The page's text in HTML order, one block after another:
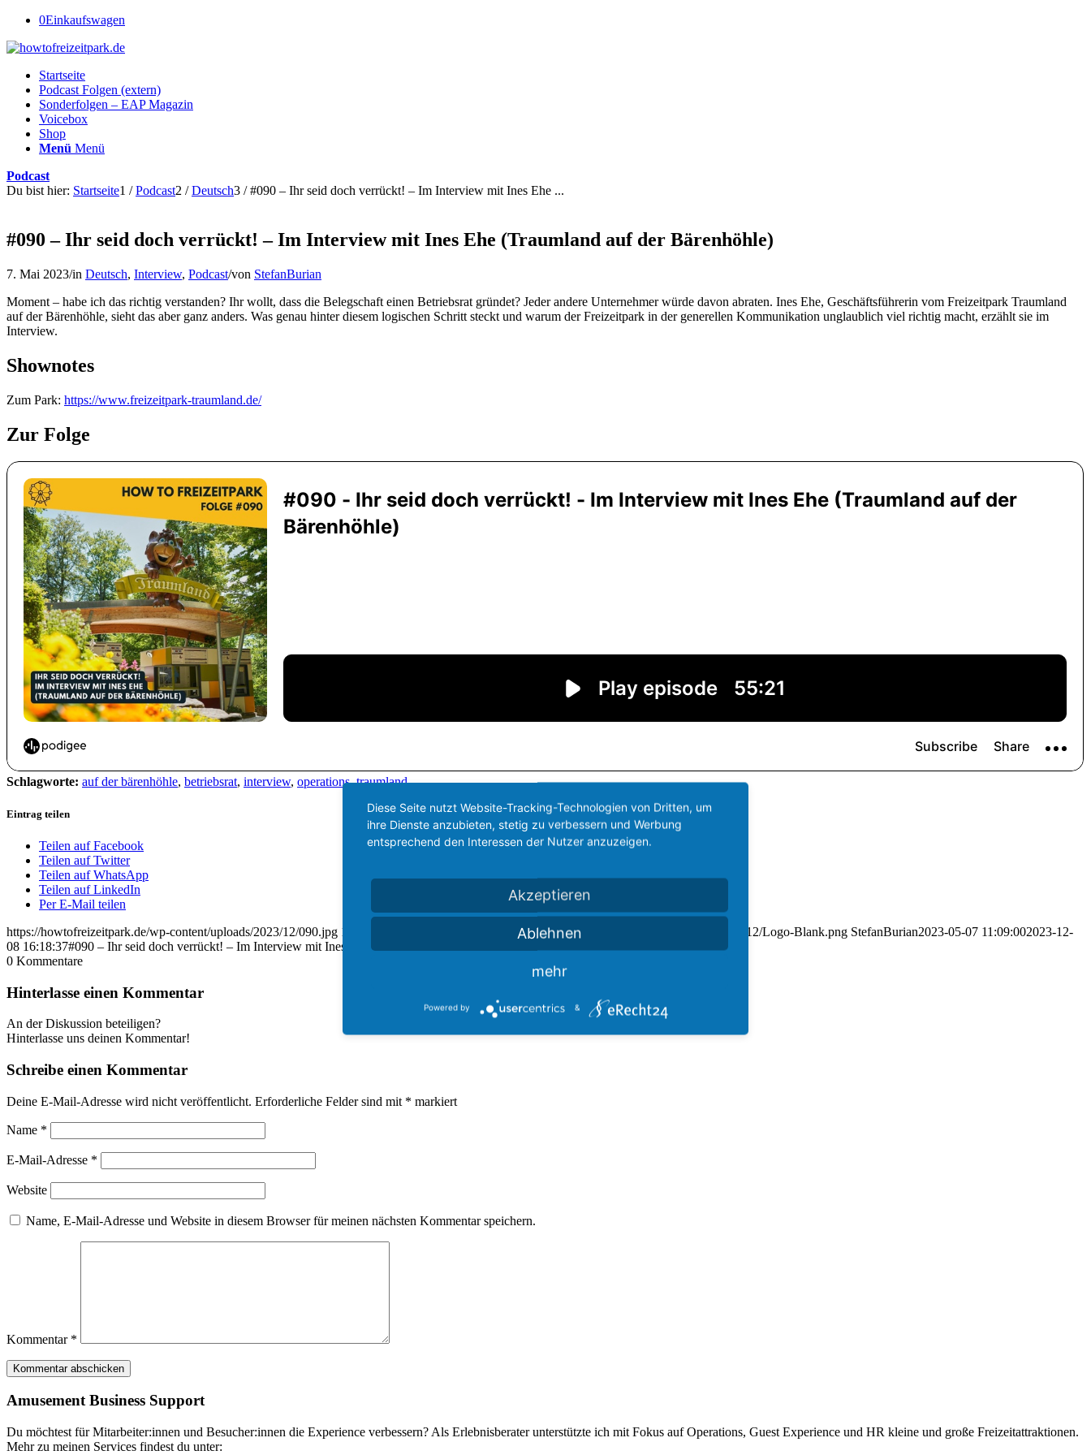
0Einkaufswagen
Startseite
Podcast Folgen (extern)
Sonderfolgen – EAP Magazin
Voicebox
Shop
Menü Menü
Podcast
Du bist hier: Startseite1 / Podcast2 / Deutsch3 / #090 – Ihr seid doch verrückt! – Im Interview mit Ines Ehe ...
#090 – Ihr seid doch verrückt! – Im Interview mit Ines Ehe (Traumland auf der Bärenhöhle)
7. Mai 2023/in Deutsch, Interview, Podcast/von StefanBurian
Moment – habe ich das richtig verstanden? Ihr wollt, dass die Belegschaft einen Betriebsrat gründet? Jeder andere Unternehmer würde davon abraten. Ines Ehe, Geschäftsführerin vom Freizeitpark Traumland
auf der Bärenhöhle, sieht das aber ganz anders. Was genau hinter diesem logischen Schritt steckt und warum der Freizeitpark in der generellen Kommunikation unglaublich viel richtig macht, erzählt sie im
Interview.
Shownotes
Zum Park: https://www.freizeitpark-traumland.de/
Zur Folge
Schlagworte: auf der bärenhöhle, betriebsrat, interview, operations,traumland
Eintrag teilen
Teilen auf Facebook
Teilen auf Twitter
Teilen auf WhatsApp
Teilen auf LinkedIn
Per E-Mail teilen
https://howtofreizeitpark.de/wp-content/uploads/2023/12/090.jpg 1400 https://howtofreizeitpark.de/wp-content/uploads/2021/12/Logo-Blank.png StefanBurian2023-05-07 11:09:002023-12-
08 16:18:37#090 – Ihr seid doch verrückt! – Im Interview mit Ines Ehe (Traumland auf der Bärenhöhle)
0 Kommentare
Hinterlasse einen Kommentar
An der Diskussion beteiligen?
Hinterlasse uns deinen Kommentar!
Schreibe einen Kommentar
Deine E-Mail-Adresse wird nicht veröffentlicht. Erforderliche Felder sind mit * markiert
Name *
E-Mail-Adresse *
Website
Name, E-Mail-Adresse und Website in diesem Browser für meinen nächsten Kommentar speichern.
Kommentar *
Amusement Business Support
Du möchtest für Mitarbeiter:innen und Besucher:innen die Experience verbessern? Als Erlebnisberater unterstützte ich mit Fokus auf Operations, Guest Experience und HR kleine und große Freizeitattraktionen.
Mehr zu meinen Services findest du unter:
Diese Seite nutzt Website-Tracking-Technologien von Dritten, um
ihre Dienste anzubieten, stetig zu verbessern und Werbung
entsprechend den Interessen der Nutzer anzuzeigen.
Akzeptieren
Ablehnen
mehr
Powered by &